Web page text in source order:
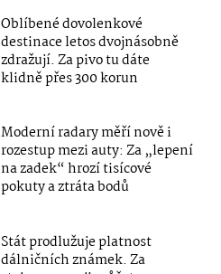
Oblíbené dovolenkové
destinace letos dvojnásobně
zdražují. Za pivo tu dáte
klidně přes 300 korun
Moderní radary měří nově i
rozestup mezi auty: Za „lepení
na zadek“ hrozí tisícové
pokuty a ztráta bodů
Stát prodlužuje platnost
dálničních známek. Za